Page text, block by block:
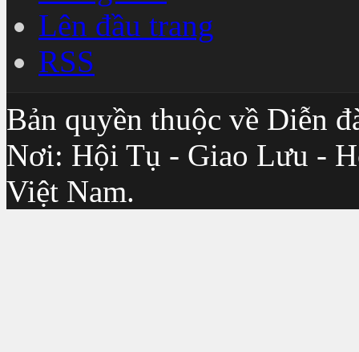
Lên đầu trang
RSS
Bản quyền thuộc về Diễn
Nơi: Hội Tụ - Giao Lưu -
Việt Nam.